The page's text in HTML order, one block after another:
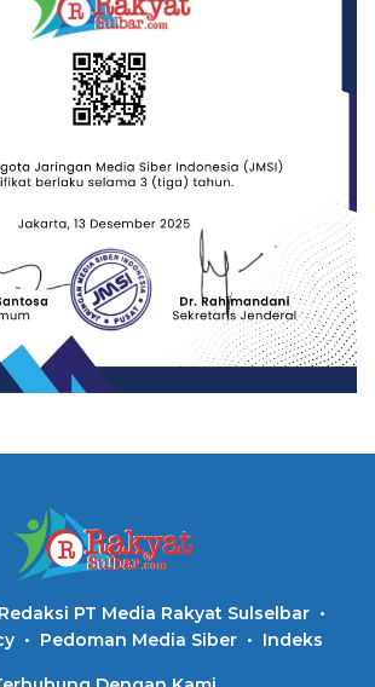
Redaksi PT Media Rakyat Sulselbar
Pedoman Media Siber Indeks